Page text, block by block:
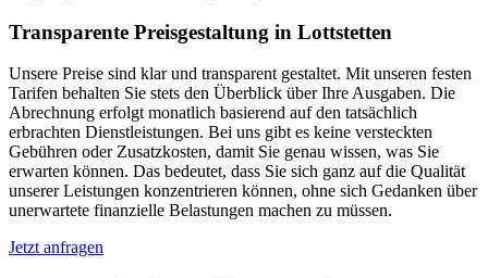
Transparente Preisgestaltung in Lottstetten
Unsere Preise sind klar und transparent gestaltet. Mit unseren festen
Tarifen behalten Sie stets den Überblick über Ihre Ausgaben. Die
Abrechnung erfolgt monatlich basierend auf den tatsächlich
erbrachten Dienstleistungen. Bei uns gibt es keine versteckten
Gebühren oder Zusatzkosten, damit Sie genau wissen, was Sie
erwarten können. Das bedeutet, dass Sie sich ganz auf die Qualität
unserer Leistungen konzentrieren können, ohne sich Gedanken über
unerwartete finanzielle Belastungen machen zu müssen.
Jetzt anfragen